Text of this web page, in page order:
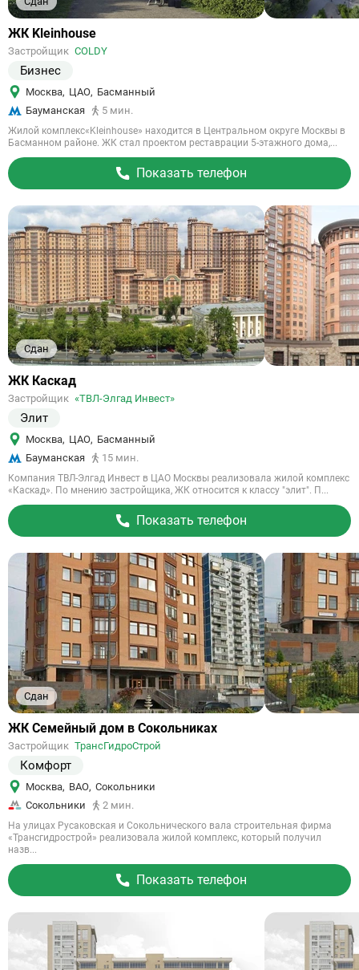
Ссылка
объект
ЖК Kleinhouse
Застройщик COLDY
Бизнес
Москва, ЦАО, Басманный
Бауманская
5 мин.
Жилой комплекс«Kleinhouse» находится в Центральном округе Москвы в
Басманном районе. ЖК стал проектом реставрации 5-этажного дома,...
Показать телефон
Сдан
Ссылка
объект
ЖК Каскад
Застройщик «ТВЛ-Элгад Инвест»
Элит
Москва, ЦАО, Басманный
Бауманская
15 мин.
Компания ТВЛ-Элгад Инвест в ЦАО Москвы реализовала жилой комплекс
«Каскад». По мнению застройщика, ЖК относится к классу "элит". П...
Показать телефон
Сдан
Ссылка
объект
ЖК Семейный дом в Сокольниках
Застройщик ТрансГидроСтрой
Комфорт
Москва, ВАО, Сокольники
Сокольники
2 мин.
На улицах Русаковская и Сокольнического вала строительная фирма
«Трансгидрострой» реализовала жилой комплекс, который получил
назв...
Показать телефон